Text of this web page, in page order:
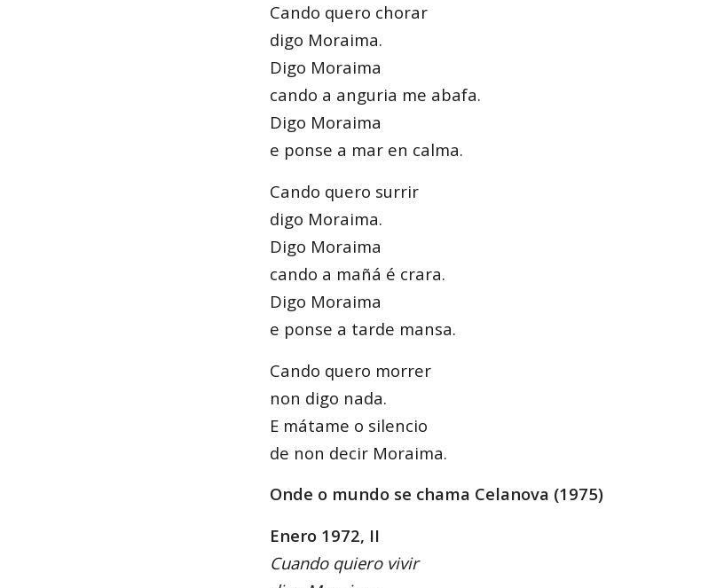
Cando quero chorar
digo Moraima.
Digo Moraima
cando a anguria me abafa.
Digo Moraima
e ponse a mar en calma.
Cando quero surrir
digo Moraima.
Digo Moraima
cando a mañá é crara.
Digo Moraima
e ponse a tarde mansa.
Cando quero morrer
non digo nada.
E mátame o silencio
de non decir Moraima.
Onde o mundo se chama Celanova (1975)
Enero 1972, II
Cuando quiero vivir